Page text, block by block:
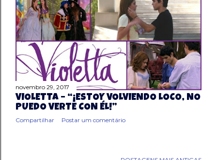
novembro 29, 2017
VIOLETTA – “¡ESTOY VOLVIENDO LOCO, NO
PUEDO VERTE CON ÉL!”
Compartilhar Postar um comentário